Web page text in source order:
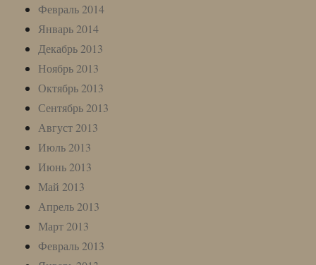
Февраль 2014
Январь 2014
Декабрь 2013
Ноябрь 2013
Октябрь 2013
Сентябрь 2013
Август 2013
Июль 2013
Июнь 2013
Май 2013
Апрель 2013
Март 2013
Февраль 2013